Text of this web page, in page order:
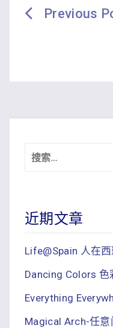
文
索：
近期文章
Life@Spain 人在
Dancing Colors 色
Everything
Magical Arch-任意